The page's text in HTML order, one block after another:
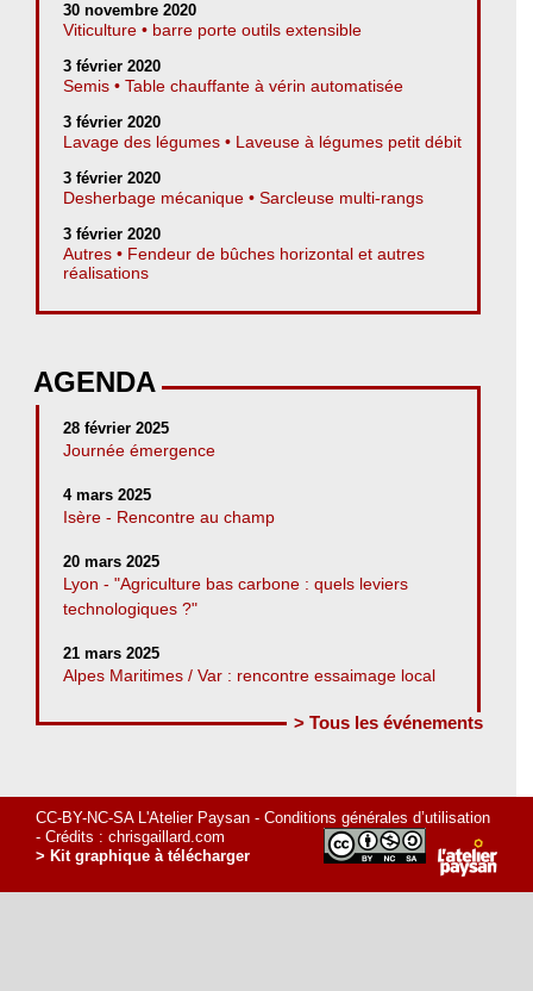
30 novembre 2020
Viticulture • barre porte outils extensible
3 février 2020
Semis • Table chauffante à vérin automatisée
3 février 2020
Lavage des légumes • Laveuse à légumes petit débit
3 février 2020
Desherbage mécanique • Sarcleuse multi-rangs
3 février 2020
Autres • Fendeur de bûches horizontal et autres
réalisations
AGENDA
28 février 2025
Journée émergence
4 mars 2025
Isère - Rencontre au champ
20 mars 2025
Lyon - "Agriculture bas carbone : quels leviers
technologiques ?"
21 mars 2025
Alpes Maritimes / Var : rencontre essaimage local
> Tous les événements
CC-BY-NC-SA L'Atelier Paysan - Conditions générales d’utilisation
- Crédits : chrisgaillard.com
> Kit graphique à télécharger